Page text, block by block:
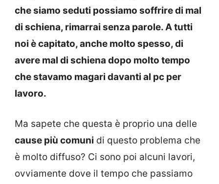
che siamo seduti possiamo soffrire di mal
di schiena, rimarrai senza parole. A tutti
noi è capitato, anche molto spesso, di
avere mal di schiena dopo molto tempo
che stavamo magari davanti al pc per
lavoro.
Ma sapete che questa è proprio una delle
cause più comuni di questo problema che
è molto diffuso? Ci sono poi alcuni lavori,
ovviamente dove il tempo che passiamo